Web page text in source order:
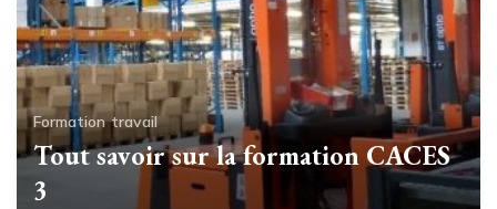
Formation travail
Tout savoir sur la formation CACES
3